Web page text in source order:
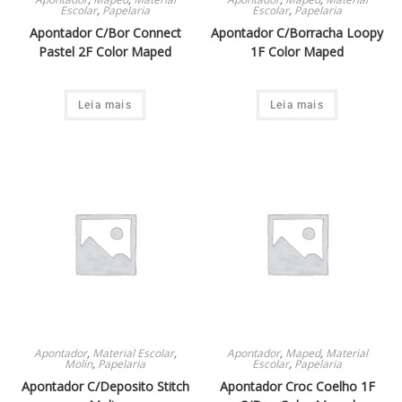
Giz De Cera 5
Massa De Modelar 3
Kit Escolar 4
Bloco De Notas 12
Mochilas Estojos E Lancheiras
Mochila 13
Mochila Costas 1
Faber Castell 4
Compasso 1
Escolar, Papelaria
Apontador C/Bor Connect
Pastel 2F Color Maped
Leia mais
Escolar, Papelaria
Apontador C/Borracha Loopy
1F Color Maped
Leia mais
Apontador, Material Escolar,
Molin, Papelaria
Apontador C/Deposito Stitch
Apontador, Maped, Material
Escolar, Papelaria
Apontador Croc Coelho 1F